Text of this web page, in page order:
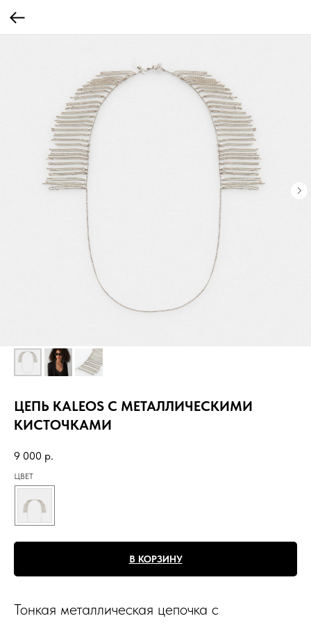
ЦЕПЬ KALEOS С МЕТАЛЛИЧЕСКИМИ
КИСТОЧКАМИ
9 000 р.
ЦВЕТ
В КОРЗИНУ
Тонкая металлическая цепочка с